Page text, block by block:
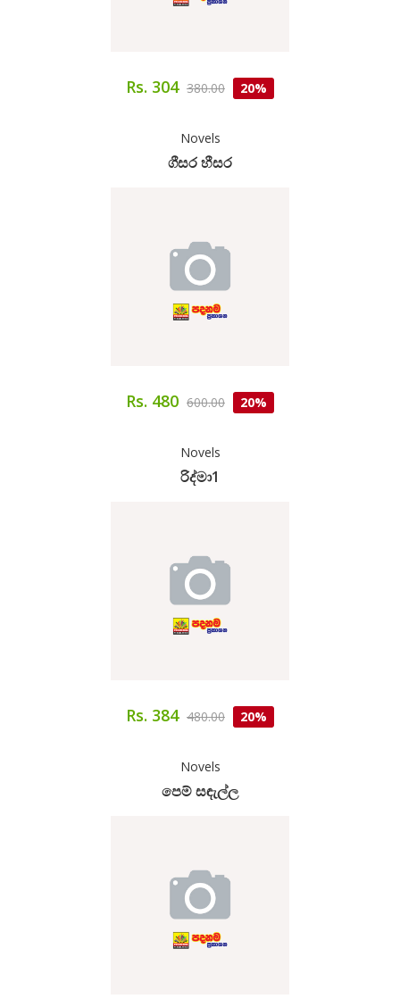
Rs. 304 380.00 20%
Novels
ගීසර හීසර
Rs. 480 600.00 20%
Novels
රිද්මා1
Rs. 384 480.00 20%
Novels
පෙම් සඳැල්ල